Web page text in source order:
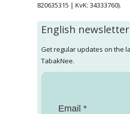
820635315 | KvK: 34333760).
English newsletter
Get regular updates on the
TabakNee.
Email *